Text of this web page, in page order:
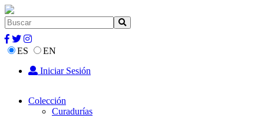
ES
EN
Iniciar Sesión
Colección
Curadurías